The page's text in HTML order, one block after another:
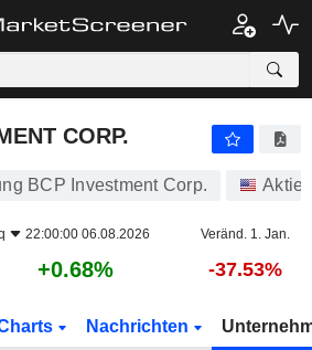
CORP.
BCP Investment Corp.
22:00:00 06.08.2026 Veränd. 1. Jan.
+0.68% -37.53%
Nachrichten